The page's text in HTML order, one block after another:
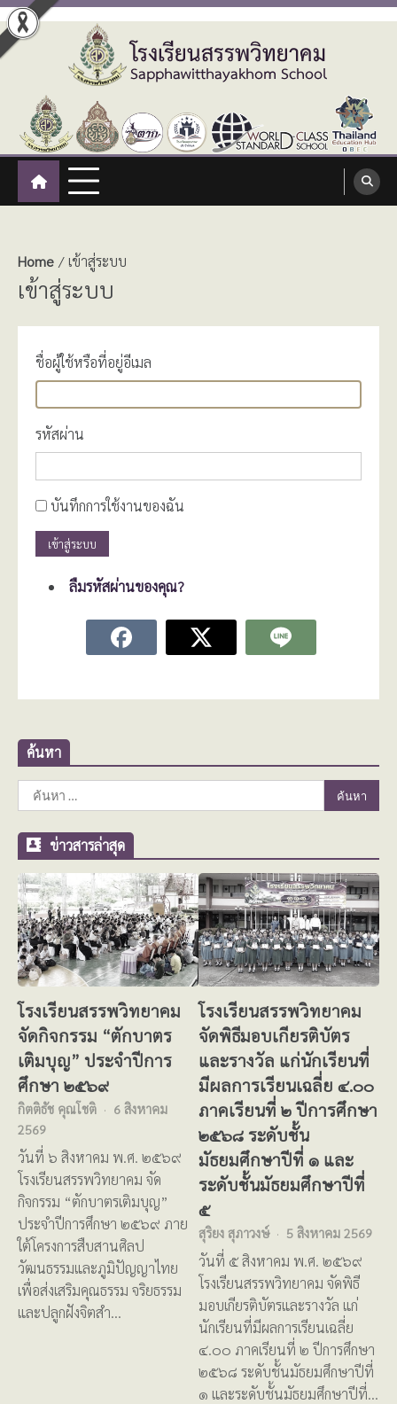
Skip
to
content
โรงเรียนสรรพวิทยาคม
:: โรงเรียนสรรพวิทยาคม อำเภอแม่สอด จังหวัดตาก ::
Sapphawitthayakhom School
Home เข้าสู่ระบบ
เข้าสู่ระบบ
ชื่อผู้ใช้หรือที่อยู่อีเมล
รหัสผ่าน
บันทึกการใช้งานของฉัน
เข้าสู่ระบบ
ลืมรหัสผ่านของคุณ?
ค้นหา
ค้นหา
สำหรับ:
ข่าวสารล่าสุด
โรงเรียนสรรพวิทยาคม
จัดกิจกรรม “ตักบาตร
เติมบุญ” ประจำปีการ
ศึกษา ๒๕๖๙
กิตติธัช คุณโชติ
6 สิงหาคม
2569
วันที่ ๖ สิงหาคม พ.ศ. ๒๕๖๙
โรงเรียนสรรพวิทยาคม จัด
กิจกรรม “ตักบาตรเติมบุญ”
ประจำปีการศึกษา ๒๕๖๙ ภาย
ใต้โครงการสืบสานศิลป
วัฒนธรรมและภูมิปัญญาไทย
เพื่อส่งเสริมคุณธรรม จริยธรรม
และปลูกฝังจิตสำ…
โรงเรียนสรรพวิทยาคม
จัดพิธีมอบเกียรติบัตร
และรางวัล แก่นักเรียนที่
มีผลการเรียนเฉลี่ย ๔.๐๐
ภาคเรียนที่ ๒ ปีการศึกษา
๒๕๖๘ ระดับชั้น
มัธยมศึกษาปีที่ ๑ และ
ระดับชั้นมัธยมศึกษาปีที่
๕
สุริยง สุภาวงษ์ 5 สิงหาคม 2569
วันที่ ๕ สิงหาคม พ.ศ. ๒๕๖๙
โรงเรียนสรรพวิทยาคม จัดพิธี
มอบเกียรติบัตรและรางวัล แก่
นักเรียนที่มีผลการเรียนเฉลี่ย
๔.๐๐ ภาคเรียนที่ ๒ ปีการศึกษา
๒๕๖๘ ระดับชั้นมัธยมศึกษาปีที่
๑ และระดับชั้นมัธยมศึกษาปีที่…